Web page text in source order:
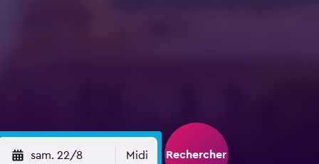
sam. 22/8 Midi Rechercher